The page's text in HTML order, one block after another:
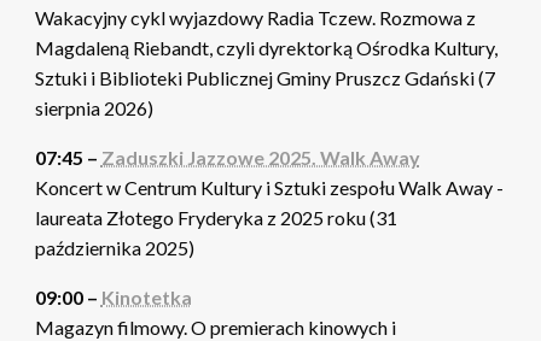
Wakacyjny cykl wyjazdowy Radia Tczew. Rozmowa z
Magdaleną Riebandt, czyli dyrektorką Ośrodka Kultury,
Sztuki i Biblioteki Publicznej Gminy Pruszcz Gdański (7
sierpnia 2026)
07:45 – Zaduszki Jazzowe 2025. Walk Away
Koncert w Centrum Kultury i Sztuki zespołu Walk Away -
laureata Złotego Fryderyka z 2025 roku (31
października 2025)
09:00 – Kinotetka
Magazyn filmowy. O premierach kinowych i